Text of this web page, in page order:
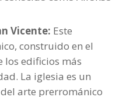
Vicente: Este
construido en el
los edificios más
La iglesia es un
arte prerrománico